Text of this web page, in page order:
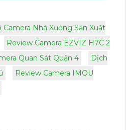
Camera Nhà Xưởng Sản Xuất
Review Camera EZVIZ H7C 2
Quan Sát Quận 4
Dịch
Review Camera IMOU